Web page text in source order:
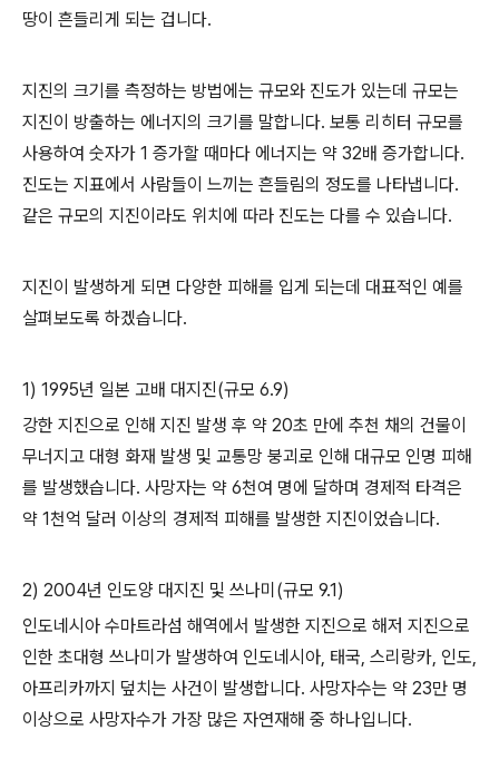
땅이 흔들리게 되는 겁니다.
지진의 크기를 측정하는 방법에는 규모와 진도가 있는데 규모는
지진이 방출하는 에너지의 크기를 말합니다. 보통 리히터 규모를
사용하여 숫자가 1 증가할 때마다 에너지는 약 32배 증가합니다.
진도는 지표에서 사람들이 느끼는 흔들림의 정도를 나타냅니다.
같은 규모의 지진이라도 위치에 따라 진도는 다를 수 있습니다.
지진이 발생하게 되면 다양한 피해를 입게 되는데 대표적인 예를
살펴보도록 하겠습니다.
1) 1995년 일본 고배 대지진(규모 6.9)
강한 지진으로 인해 지진 발생 후 약 20초 만에 추천 채의 건물이
무너지고 대형 화재 발생 및 교통망 붕괴로 인해 대규모 인명 피해
를 발생했습니다. 사망자는 약 6천여 명에 달하며 경제적 타격은
약 1천억 달러 이상의 경제적 피해를 발생한 지진이었습니다.
2) 2004년 인도양 대지진 및 쓰나미(규모 9.1)
인도네시아 수마트라섬 해역에서 발생한 지진으로 해저 지진으로
인한 초대형 쓰나미가 발생하여 인도네시아, 태국, 스리랑카, 인도,
아프리카까지 덮치는 사건이 발생합니다. 사망자수는 약 23만 명
이상으로 사망자수가 가장 많은 자연재해 중 하나입니다.